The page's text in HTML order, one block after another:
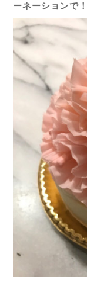
ーネーションで！